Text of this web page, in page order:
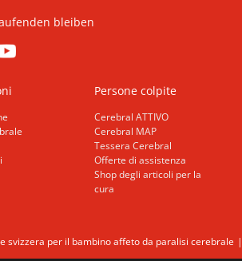
bleiben
Persone colpite
Cerebral ATTIVO
Cerebral MAP
Tessera Cerebral
Offerte di assistenza
Shop degli articoli per la
cura
svizzera per il bambino affeto da paralisi cerebrale